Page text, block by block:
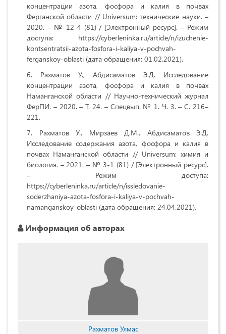
концентрации азота, фосфора и калия в почвах
Ферганской области // Universum: технические науки. –
2020. – № 12-4 (81) / [Электронный ресурс]. – Режим
доступа: https://cyberleninka.ru/article/n/izuchenie-
kontsentratsii-azota-fosfora-i-kaliya-v-pochvah-
ferganskoy-oblasti (дата обращения: 01.02.2021).
Рахматов У., Абдисаматов Э.Д. Исследование
концентрации азота, фосфора и калия в почвах
Наманганской области // Научно-технический журнал
ФерПИ. – 2020. – Т. 24. – Спецвып. № 1. Ч. 3. – С. 216–
221.
Рахматов У., Мирзаев Д.М., Абдисаматов Э.Д.
Исследование содержания азота, фосфора и калия в
почвах Наманганской области // Universum: химия и
биология. – 2021. – № 3-1 (81) / [Электронный ресурс].
– Режим доступа:
https://cyberleninka.ru/article/n/issledovanie-
soderzhaniya-azota-fosfora-i-kaliya-v-pochvah-
namanganskoy-oblasti (дата обращения: 24.04.2021).
Информация об авторах
Рахматов Улмас